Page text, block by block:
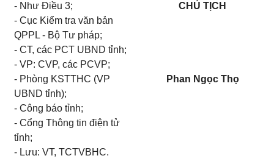
- Như Điều 3;
- Cục Kiểm tra văn bản
QPPL - Bộ Tư pháp;
- CT, các PCT UBND tỉnh;
- VP: CVP, các PCVP;
- Phòng KSTTHC (VP
UBND tỉnh);
- Công báo tỉnh;
- Cổng Thông tin điện tử
tỉnh;
- Lưu: VT, TCTVBHC.
CHỦ TỊCH
Phan Ngọc Thọ